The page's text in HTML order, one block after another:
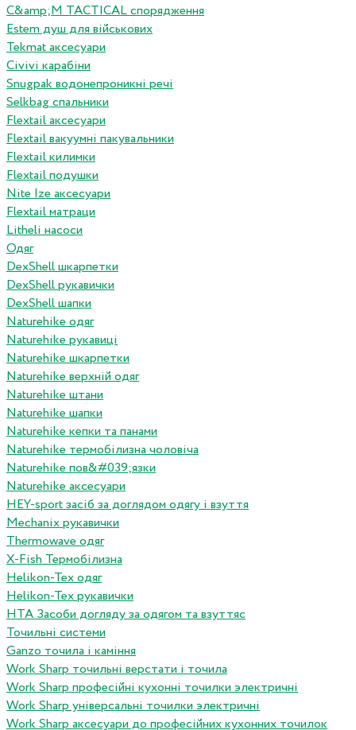
C&amp;M TACTICAL спорядження
Estem душ для військових
Tekmat аксесуари
Сivivi карабіни
Snugpak водонепроникні речі
Selkbag спальники
Flextail аксесуари
Flextail вакуумні пакувальники
Flextail килимки
Flextail подушки
Nite Ize аксесуари
Flextail матраци
Litheli насоси
Одяг
DexShell шкарпетки
DexShell рукавички
DexShell шапки
Naturehike одяг
Naturehike рукавиці
Naturehike шкарпетки
Naturehike верхній одяг
Naturehike штани
Naturehike шапки
Naturehike кепки та панами
Naturehike термобілизна чоловіча
Naturehike пов&#039;язки
Naturehike аксесуари
HEY-sport засіб за доглядом одягу і взуття
Mechanix рукавички
Thermowave одяг
X-Fish Термобілизна
Helikon-Tex одяг
Helikon-Tex рукавички
HTA Засоби догляду за одягом та взуттяс
Точильні системи
Ganzo точила і каміння
Work Sharp точильні верстати і точила
Work Sharp професiйнi кухоннi точилки электричнi
Work Sharp унiверсальнi точилки электричнi
Work Sharp аксесуари до професiйних кухонних точилок